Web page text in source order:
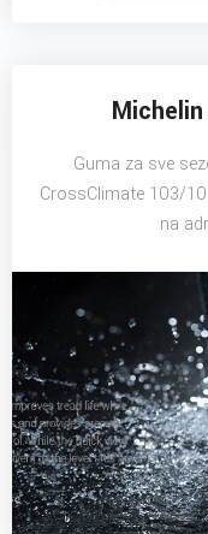
Guma za sve
CrossClimate 103/
na